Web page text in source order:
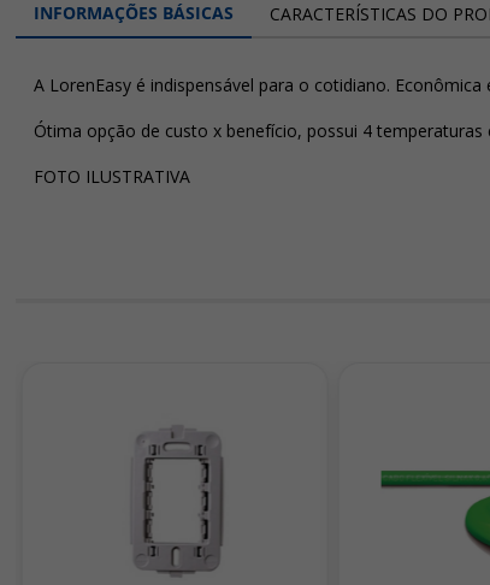
INFORMAÇÕES BÁSICAS CARACTERÍSTICAS DO
A LorenEasy é indispensável para o cotidiano.
Ótima opção de custo x benefício, possui 4 temperaturas
FOTO ILUSTRATIVA